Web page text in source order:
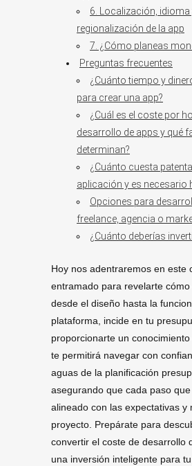
6. Localización, idioma
regionalización de la app
7. ¿Cómo planeas
Preguntas frecuentes
¿Cuánto tiempo y
para crear una app?
¿Cuál es el coste por
desarrollo de apps y qué
determinan?
¿Cuánto cuesta
aplicación y es necesario
Opciones para
freelance, agencia o
¿Cuánto deberías
Hoy nos adentraremos en este
entramado para revelarte cómo
desde el diseño hasta la
plataforma, incide en tu
proporcionarte un
te permitirá navegar con
aguas de la planificación
asegurando que cada paso
alineado con las expectativas y
proyecto. Prepárate para
convertir el coste de desarrollo
una inversión inteligente para tu